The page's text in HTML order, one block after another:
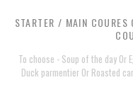
STARTER / MAIN
To choose - Soup of the day Or
Duck parmentier Or Roasted